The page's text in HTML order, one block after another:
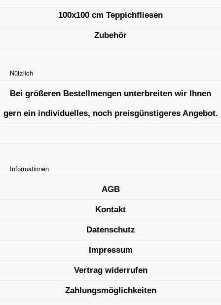
100x100 cm Teppichfliesen
Zubehör
Nützlich
Bei größeren Bestellmengen unterbreiten wir Ihnen
gern ein individuelles, noch preisgünstigeres Angebot.
Informationen
AGB
Kontakt
Datenschutz
Impressum
Vertrag widerrufen
Zahlungsmöglichkeiten